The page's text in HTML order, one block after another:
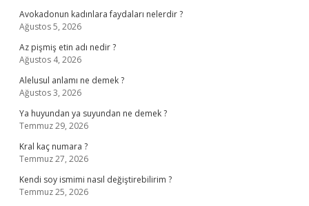
Avokadonun kadınlara faydaları nelerdir ?
Ağustos 5, 2026
Az pişmiş etin adı nedir ?
Ağustos 4, 2026
Alelusul anlamı ne demek ?
Ağustos 3, 2026
Ya huyundan ya suyundan ne demek ?
Temmuz 29, 2026
Kral kaç numara ?
Temmuz 27, 2026
Kendi soy ismimi nasıl değiştirebilirim ?
Temmuz 25, 2026